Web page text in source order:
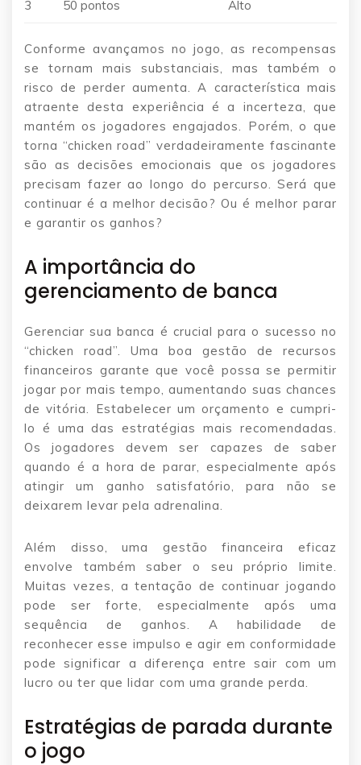
3 50 pontos Alto
Conforme avançamos no jogo, as recompensas
se tornam mais substanciais, mas também o
risco de perder aumenta. A característica mais
atraente desta experiência é a incerteza, que
mantém os jogadores engajados. Porém, o que
torna “chicken road” verdadeiramente fascinante
são as decisões emocionais que os jogadores
precisam fazer ao longo do percurso. Será que
continuar é a melhor decisão? Ou é melhor parar
e garantir os ganhos?
A importância do
gerenciamento de banca
Gerenciar sua banca é crucial para o sucesso no
“chicken road”. Uma boa gestão de recursos
financeiros garante que você possa se permitir
jogar por mais tempo, aumentando suas chances
de vitória. Estabelecer um orçamento e cumpri-
lo é uma das estratégias mais recomendadas.
Os jogadores devem ser capazes de saber
quando é a hora de parar, especialmente após
atingir um ganho satisfatório, para não se
deixarem levar pela adrenalina.
Além disso, uma gestão financeira eficaz
envolve também saber o seu próprio limite.
Muitas vezes, a tentação de continuar jogando
pode ser forte, especialmente após uma
sequência de ganhos. A habilidade de
reconhecer esse impulso e agir em conformidade
pode significar a diferença entre sair com um
lucro ou ter que lidar com uma grande perda.
Estratégias de parada durante
o jogo